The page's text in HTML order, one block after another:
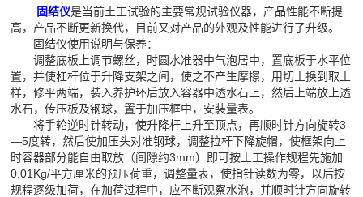
固结仪是当前土工试验的主要常规试验仪器，产品性能不断提
高，产品不断更新换代，目前又对产品的外观及性能进行了升级。
固结仪使用说明与保养：
调整底板上调节螺丝，时圆水准器中气泡居中，置底板于水平位
置，并使杠杆位于升降支架之间，使之不产生摩擦，用切土换到取土
样，修平两端，装入养护环后放入容器中透水石上，然后上端放上透
水石，传压板及钢球，置于加压框中，安装量表。
将手轮逆时针转动，使升降杆上升至顶点，再顺时针方向旋转3
—5度转，然后使加压头对准钢球，调整拉杆下降旋帽，使框架向上
时容器部分能自由取放（间隙约3mm）即可按土工操作规程先施加
0.01Kg/平方厘米的预压荷重，调整量表，使指针读数为零，以后按
规程逐级加荷，在加荷过程中，应不断观察水泡，并顺时针方向旋转